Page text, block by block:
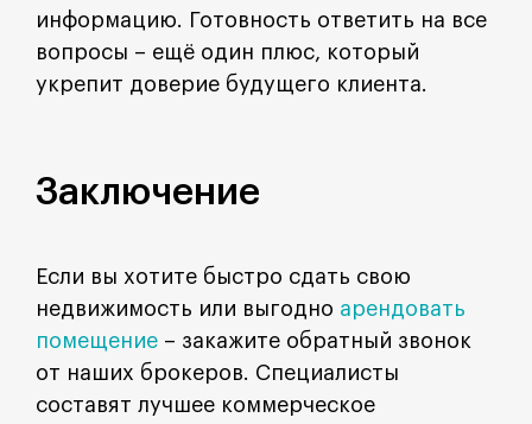
информацию. Готовность ответить на все
вопросы – ещё один плюс, который
укрепит доверие будущего клиента.
Заключение
Если вы хотите быстро сдать свою
недвижимость или выгодно арендовать
помещение – закажите обратный звонок
от наших брокеров. Специалисты
составят лучшее коммерческое